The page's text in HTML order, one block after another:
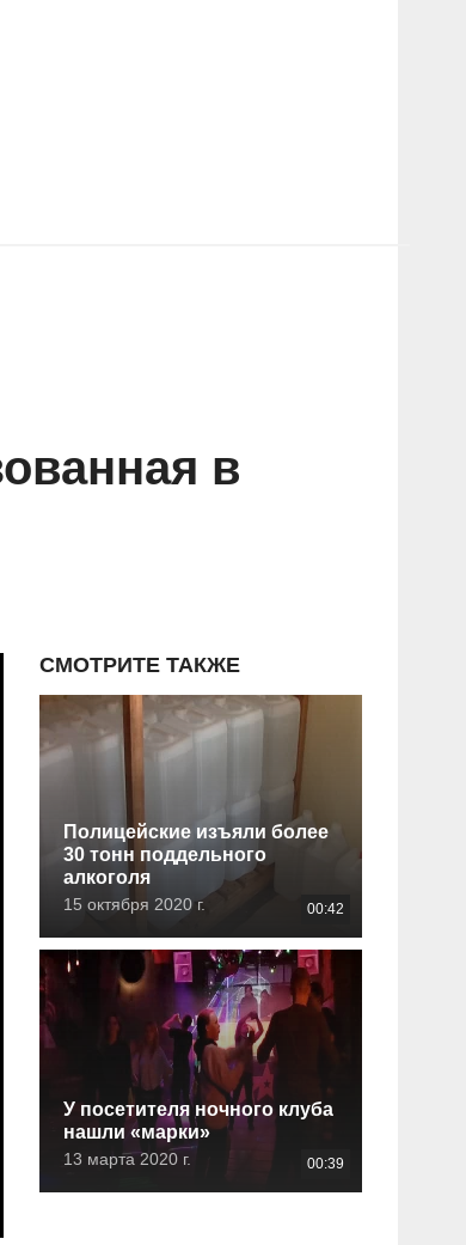
в
СМОТРИТЕ ТАКЖЕ
Полицейские изъяли более
30 тонн поддельного
алкоголя
15 октября 2020 г. 00:42
У посетителя ночного клуба
нашли «марки»
13 марта 2020 г. 00:39